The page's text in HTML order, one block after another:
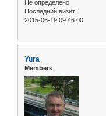
Не определено
Последний визит:
2015-06-19 09:46:00
Yura
Members